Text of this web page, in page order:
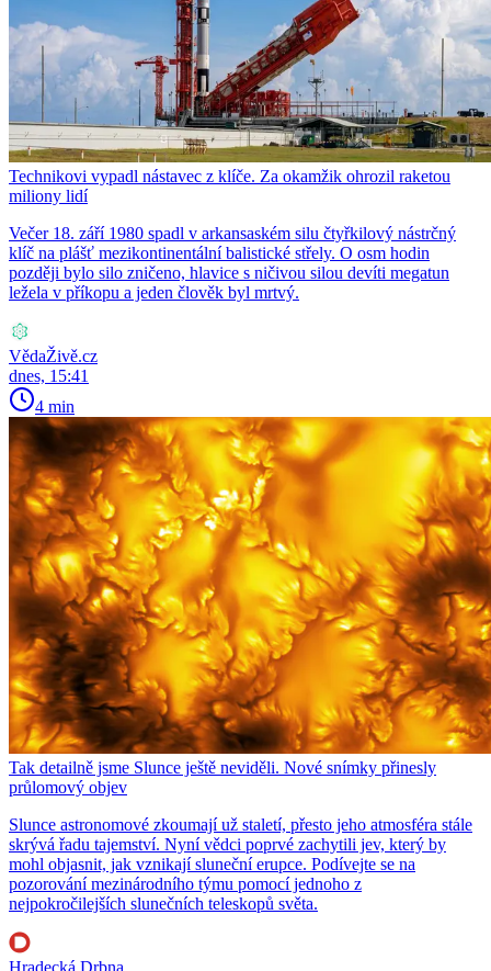
Technikovi vypadl nástavec z klíče. Za okamžik ohrozil raketou
miliony lidí
Večer 18. září 1980 spadl v arkansaském silu čtyřkilový nástrčný
klíč na plášť mezikontinentální balistické střely. O osm hodin
později bylo silo zničeno, hlavice s ničivou silou devíti megatun
ležela v příkopu a jeden člověk byl mrtvý.
VědaŽivě.cz
dnes, 15:41
4 min
Tak detailně jsme Slunce ještě neviděli. Nové snímky přinesly
průlomový objev
Slunce astronomové zkoumají už staletí, přesto jeho atmosféra stále
skrývá řadu tajemství. Nyní vědci poprvé zachytili jev, který by
mohl objasnit, jak vznikají sluneční erupce. Podívejte se na
pozorování mezinárodního týmu pomocí jednoho z
nejpokročilejších slunečních teleskopů světa.